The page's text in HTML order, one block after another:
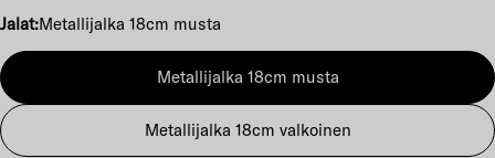
Jalat:Metallijalka 18cm musta
Metallijalka 18cm musta
Metallijalka 18cm valkoinen